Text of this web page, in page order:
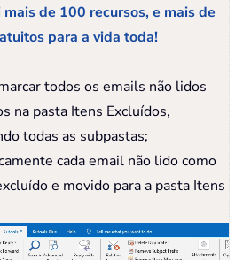
de 100 recursos, e mais de
para a vida toda!
todos os emails não lidos
na pasta Itens Excluídos,
todas as subpastas;
cada email não lido como
e movido para a pasta Itens